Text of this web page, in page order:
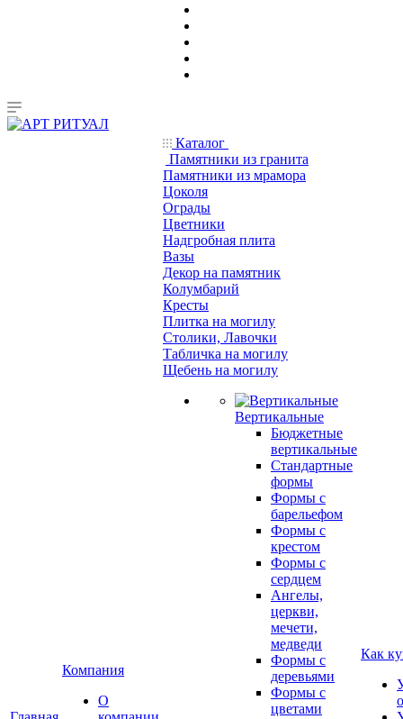
Компания
О
Каталог
Памятники из гранита
Памятники из мрамора
Цоколя
Ограды
Цветники
Надгробная плита
Вазы
Декор на памятник
Колумбарий
Кресты
Плитка на могилу
Столики, Лавочки
Табличка на могилу
Щебень на могилу
Вертикальные
Бюджетные
вертикальные
Стандартные
формы
Формы с
барельефом
Формы с
крестом
Формы с
сердцем
Ангелы,
церкви,
мечети,
медведи
Формы с
деревьями
Формы с
цветами
Как